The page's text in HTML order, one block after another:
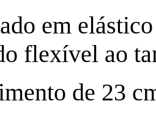
em
flexível ao
de 23